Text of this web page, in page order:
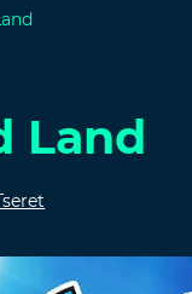
Land